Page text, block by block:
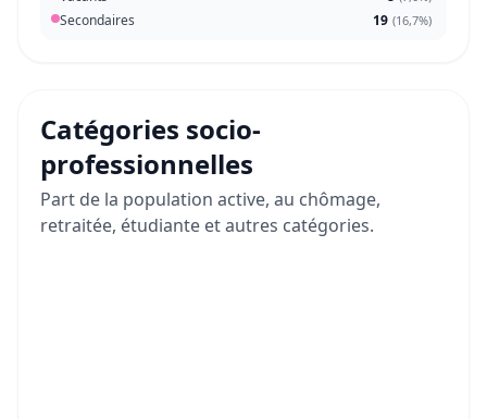
Secondaires 19 (16,7%)
Catégories socio-
professionnelles
Part de la population active, au chômage,
retraitée, étudiante et autres catégories.